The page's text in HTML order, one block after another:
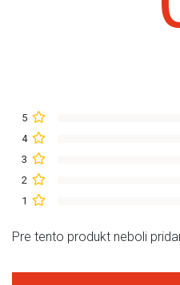
5
4
3
2
1
Pre tento produkt neboli